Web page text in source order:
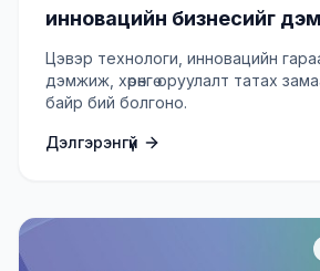
инновацийн бизнесийг
ногоон ажлын байр бий
(GCIP Mongolia)
Цэвэр технологи, инновацийн
дэмжиж, хөрөнгө оруулалт татах
байр бий болгоно.
Дэлгэрэнгүй